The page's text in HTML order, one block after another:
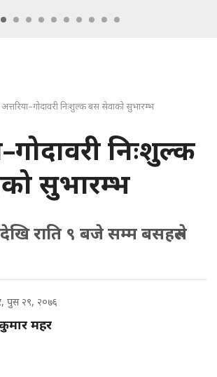
अत्तरिया–गोदावरी निःशुल्क बस सेवाको सुभारम्भ
निःशुल्क
सुभारम्भ
राति ९ बजे सम्म बसहरुले
पुस २९, २०७६
महर